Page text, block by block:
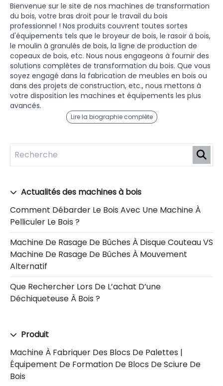
Bienvenue sur le site de nos machines de transformation
du bois, votre bras droit pour le travail du bois
professionnel ! Nos produits couvrent toutes sortes
d'équipements tels que le broyeur de bois, le rasoir à bois,
le moulin à granulés de bois, la ligne de production de
copeaux de bois, etc. Nous nous engageons à fournir des
solutions complètes de transformation du bois. Que vous
soyez engagé dans la fabrication de meubles en bois ou
dans des projets de construction, etc., nous mettons à
votre disposition les machines et équipements les plus
avancés.
Lire la biographie complète
Actualités des machines à bois
Comment Débarder Le Bois Avec Une Machine À
Pelliculer Le Bois ?
Machine De Rasage De Bûches À Disque Couteau VS
Machine De Rasage De Bûches À Mouvement
Alternatif
Que Rechercher Lors De L’achat D’une
Déchiqueteuse À Bois ?
Produit
Machine À Fabriquer Des Blocs De Palettes |
Équipement De Formation De Blocs De Sciure De
Bois